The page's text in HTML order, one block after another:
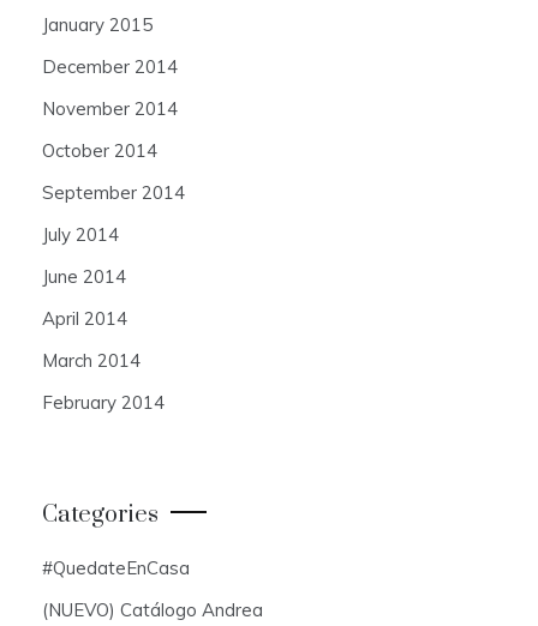
January 2015
December 2014
November 2014
October 2014
September 2014
July 2014
June 2014
April 2014
March 2014
February 2014
Categories
#QuedateEnCasa
(NUEVO) Catálogo Andrea